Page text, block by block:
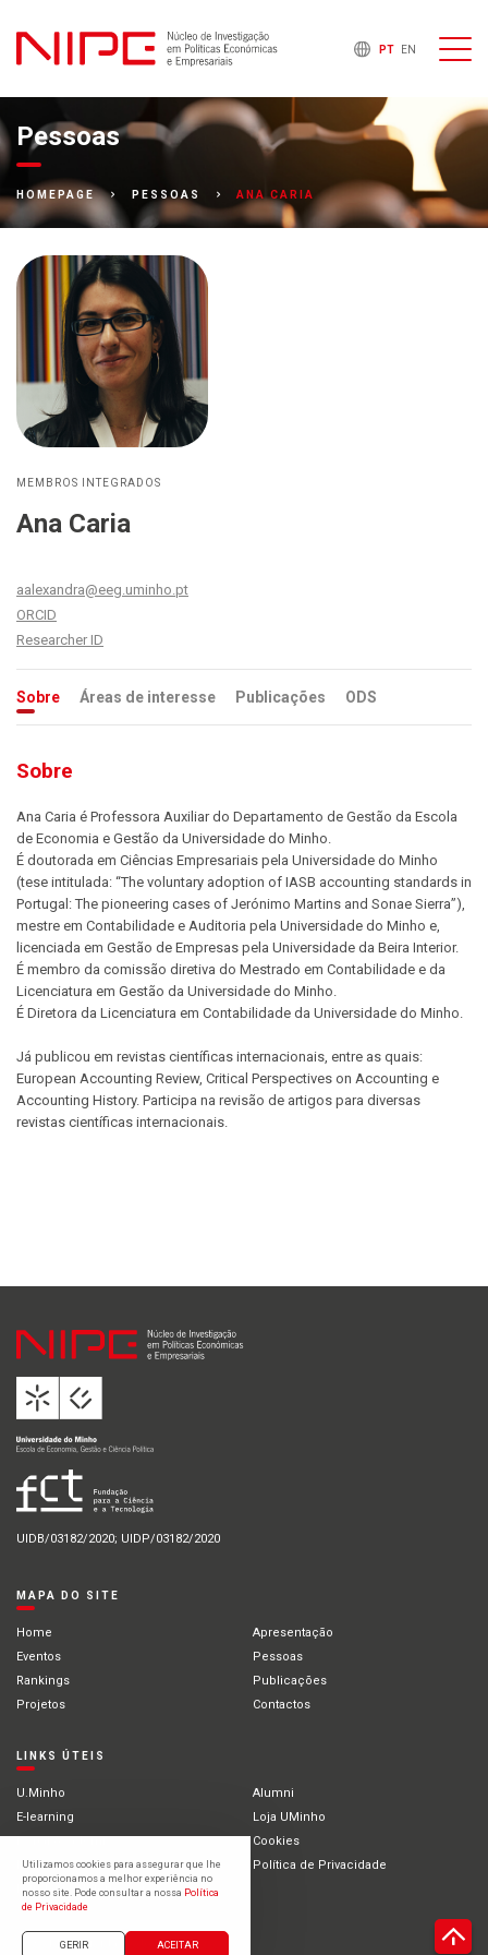
PT EN
Pessoas
HOMEPAGE PESSOAS ANA CARIA
MEMBROS INTEGRADOS
Ana Caria
aalexandra@eeg.uminho.pt
ORCID
Researcher ID
Sobre Áreas de interesse Publicações ODS
Sobre
Ana Caria é Professora Auxiliar do Departamento de Gestão da Escola
de Economia e Gestão da Universidade do Minho.
É doutorada em Ciências Empresariais pela Universidade do Minho
(tese intitulada: “The voluntary adoption of IASB accounting standards in
Portugal: The pioneering cases of Jerónimo Martins and Sonae Sierra”),
mestre em Contabilidade e Auditoria pela Universidade do Minho e,
licenciada em Gestão de Empresas pela Universidade da Beira Interior.
É membro da comissão diretiva do Mestrado em Contabilidade e da
Licenciatura em Gestão da Universidade do Minho.
É Diretora da Licenciatura em Contabilidade da Universidade do Minho.
Já publicou em revistas científicas internacionais, entre as quais:
European Accounting Review, Critical Perspectives on Accounting e
Accounting History. Participa na revisão de artigos para diversas
revistas científicas internacionais.
UIDB/03182/2020; UIDP/03182/2020
MAPA DO SITE
Home
Apresentação
Eventos
Pessoas
Rankings
Publicações
Projetos
Contactos
LINKS ÚTEIS
U.Minho
Alumni
E-learning
Loja UMinho
Cookies
Intranet
Política de Privacidade
Estudantes Internacionais
©2021 Universidade do Minho
Utilizamos cookies para assegurar que lhe
proporcionamos a melhor experiência no
nosso site. Pode consultar a nossa Política
de Privacidade
GERIR ACEITAR